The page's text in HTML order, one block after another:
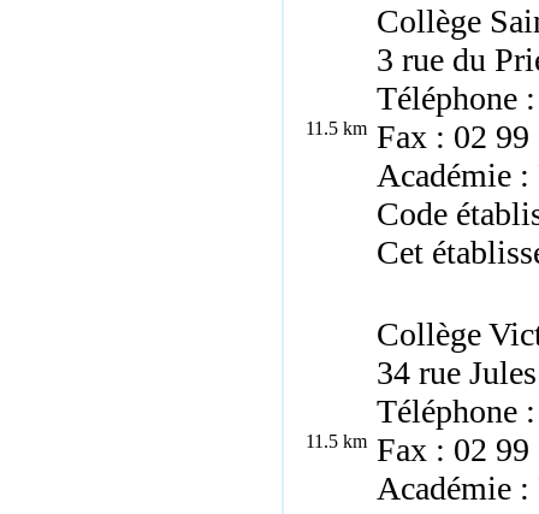
11.5 km
Collège
3 rue du
Téléphone
Fax : 02 99
Académie :
Code
Cet
11.5 km
Collège
34 rue
Téléphone
Fax : 02 99
Académie :